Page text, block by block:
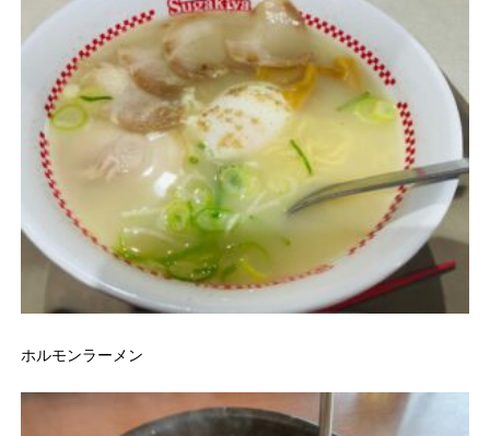
ホルモンラーメン